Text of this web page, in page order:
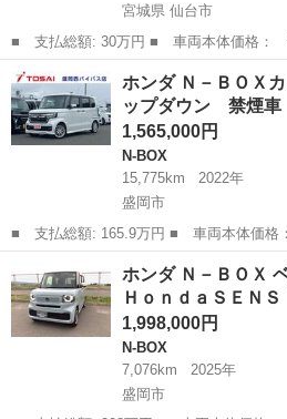
宮城県 仙台市
■ 支払総額: 30万円 ■ 車両本体価格： 260,000 円 ■ メーカー
名： ホンダ ■ 車種名： Ｎ－ＢＯＸ
ロＸ Ｇ 《車検２年》《ホンダモデュー
《《メモリーナビ...
宮城 N-BOX
ホンダ Ｎ－ＢＯＸ
ップダウン 禁煙
1,565,000円
N-BOX
15,775km
2022年
盛岡市
■ 支払総額: 165.9万円 ■ 車両本体価格： 1,565,000 円 ■ メーカ
ー名： ホンダ ■ 車種名： Ｎ－ＢＯＸ
名： ＥＸターボ フリップダウン 禁
正８インチナ...
N-BOX
ホンダ Ｎ－ＢＯＸ
ＨｏｎｄａＳＥＮ
1,998,000円
N-BOX
7,076km
2025年
盛岡市